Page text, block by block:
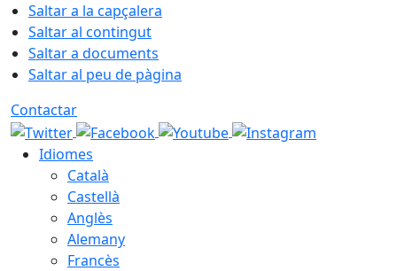
Saltar a la capçalera
Saltar al contingut
Saltar a documents
Saltar al peu de pàgina
Contactar
Idiomes
Català
Castellà
Anglès
Alemany
Francès